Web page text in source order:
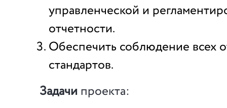
управленческой и
отчетности.
Обеспечить соблюдение всех
стандартов.
Задачи проекта: